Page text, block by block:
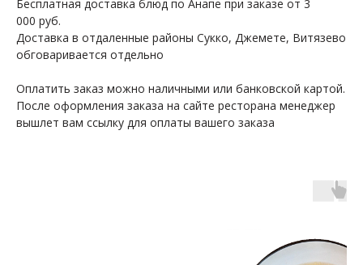
Бесплатная доставка блюд по Анапе при заказе от 3
000 руб.
Доставка в отдаленные районы Сукко, Джемете, Витязево
обговаривается отдельно
Оплатить заказ можно наличными или банковской картой.
После оформления заказа на сайте ресторана менеджер
вышлет вам ссылку для оплаты вашего заказа